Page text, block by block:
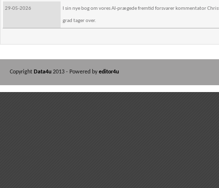
29-05-2026 I sin nye bog om vores AI-prægede fremtid forsvarer kommentator
grad tager over.
Copyright Data4u 2013 - Powered by editor4u